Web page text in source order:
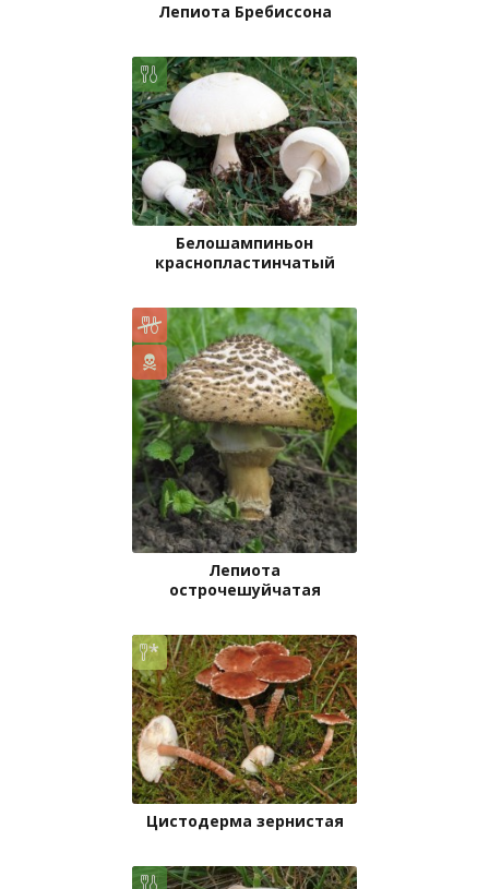
Лепиота Бребиссона
Белошампиньон
краснопластинчатый
Лепиота
острочешуйчатая
Цистодерма зернистая